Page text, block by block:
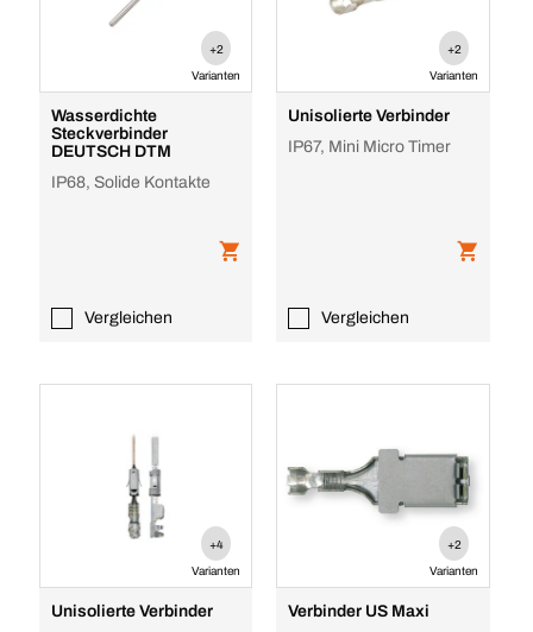
+2
Varianten
Wasserdichte
Steckverbinder
DEUTSCH DTM
IP68, Solide Kontakte
Vergleichen
+2
Varianten
Unisolierte Verbinder
IP67, Mini Micro Timer
Vergleichen
+4
Varianten
Unisolierte Verbinder
+2
Varianten
Verbinder US Maxi